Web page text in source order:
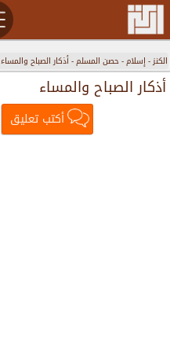
الكنز-إسلام-حصن المسلم-أذكار الصباح والمساء
أذكار الصباح والمساء
أكتب تعليق